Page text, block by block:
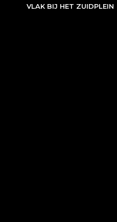
VLAK BIJ HET ZUIDPLEIN